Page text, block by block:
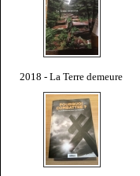
2018 - La Terre demeure